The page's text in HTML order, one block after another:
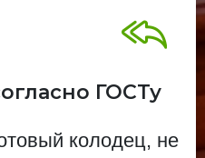
ГОСТу
колодец, не